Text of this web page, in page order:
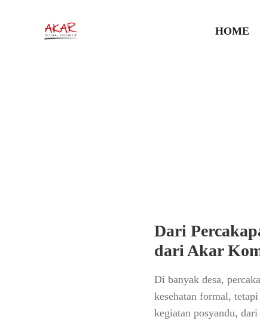
HOME
Dari
Dari
dari Akar
Di banyak desa,
kesehatan formal,
kegiatan posyandu,